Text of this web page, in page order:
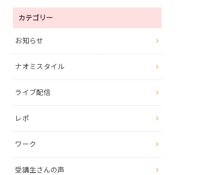
カテゴリー
お知らせ
ナオミスタイル
ライブ配信
レポ
ワーク
受講生さんの声